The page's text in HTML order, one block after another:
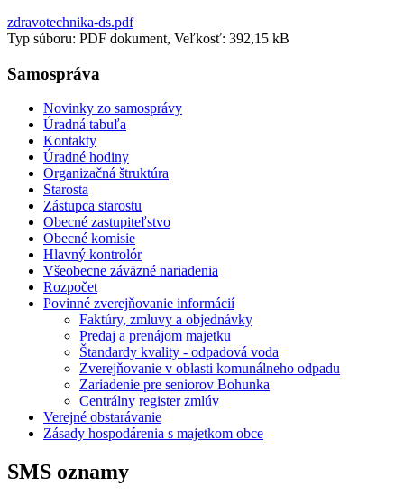
zdravotechnika-ds.pdf
Typ súboru: PDF dokument, Veľkosť: 392,15 kB
Samospráva
Novinky zo samosprávy
Úradná tabuľa
Kontakty
Úradné hodiny
Organizačná štruktúra
Starosta
Zástupca starostu
Obecné zastupiteľstvo
Obecné komisie
Hlavný kontrolór
Všeobecne záväzné nariadenia
Rozpočet
Povinné zverejňovanie informácií
Faktúry, zmluvy a objednávky
Predaj a prenájom majetku
Štandardy kvality - odpadová voda
Zverejňovanie v oblasti komunálneho odpadu
Zariadenie pre seniorov Bohunka
Centrálny register zmlúv
Verejné obstarávanie
Zásady hospodárenia s majetkom obce
SMS oznamy